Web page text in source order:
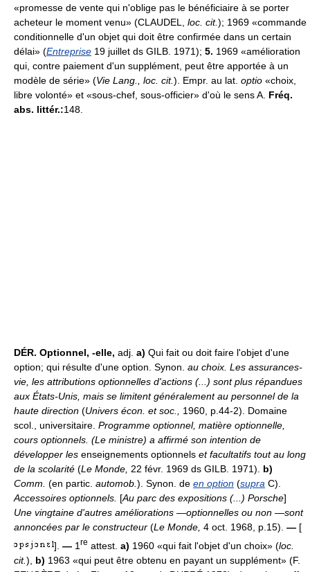
«promesse de vente qui n'oblige pas le bénéficiaire à se porter
acheteur le moment venu» (CLAUDEL, loc. cit.); 1969 «commande
conditionnelle d'un objet qui doit être confirmée dans un certain
délai» (Entreprise 19 juillet ds GILB. 1971); 5. 1969 «amélioration
qui, contre paiement d'un supplément, peut être apportée à un
modèle de série» (Vie Lang., loc. cit.). Empr. au lat. optio «choix,
libre volonté» et «sous-chef, sous-officier» d'où le sens A. Fréq.
abs. littér.:148.
DÉR. Optionnel, -elle, adj. a) Qui fait ou doit faire l'objet d'une
option; qui résulte d'une option. Synon. au choix. Les assurances-
vie, les attributions optionnelles d'actions (...) sont plus répandues
aux États-Unis, mais se limitent généralement au personnel de la
haute direction (Univers écon. et soc., 1960, p.44-2). Domaine
scol., universitaire. Programme optionnel, matière optionnelle,
cours optionnels. (Le ministre) a affirmé son intention de
développer les enseignements optionnels et facultatifs tout au long
de la scolarité (Le Monde, 22 févr. 1969 ds GILB. 1971). b)
Comm. (en partic. automob.). Synon. de en option (supra C).
Accessoires optionnels. [Au parc des expositions (...) Porsche]
Une vingtaine d'autres améliorations —optionnelles ou non —sont
annoncées par le constructeur (Le Monde, 4 oct. 1968, p.15). — [
]. — 1 re attest. a) 1960 «qui fait l'objet d'un choix» (loc.
cit.), b) 1963 «qui peut être obtenu en payant un supplément» (F.